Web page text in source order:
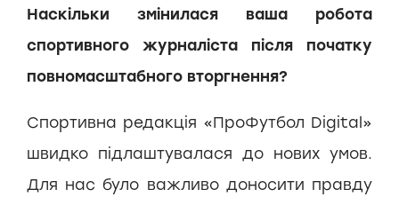
Наскільки змінилася ваша робота
спортивного журналіста після початку
повномасштабного вторгнення?
Спортивна редакція «ПроФутбол Digital»
швидко підлаштувалася до нових умов.
Для нас було важливо доносити правду